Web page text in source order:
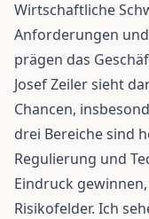
Wirtschaftliche
Anforderungen
prägen das
Josef Zeiler sieht
Chancen,
drei Bereiche sind
Regulierung und
Eindruck
Risikofelder. Ich